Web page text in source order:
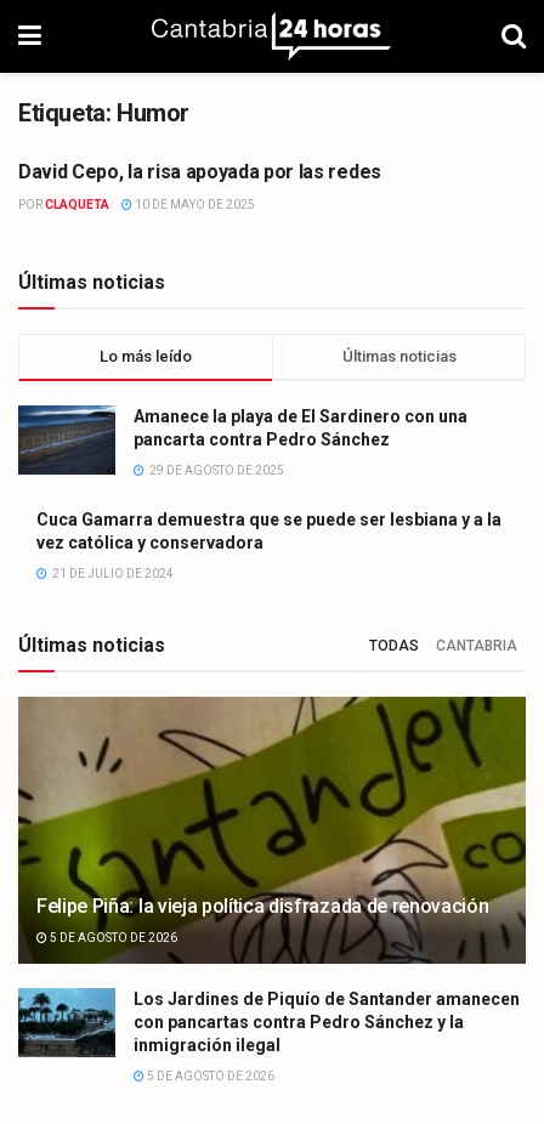
Etiqueta: Humor
CARTELERA
David Cepo, la risa apoyada por las redes
PORCLAQUETA 10 DE MAYO DE 2025
Últimas noticias
Lo más leído Últimas noticias
Amanece la playa de El Sardinero con una
pancarta contra Pedro Sánchez
29 DE AGOSTO DE 2025
Cuca Gamarra demuestra que se puede ser lesbiana y a la
vez católica y conservadora
21 DE JULIO DE 2024
Últimas noticias TODAS CANTABRIA
Felipe Piña: la vieja política disfrazada de renovación
5 DE AGOSTO DE 2026
Los Jardines de Piquío de Santander amanecen
con pancartas contra Pedro Sánchez y la
inmigración ilegal
5 DE AGOSTO DE 2026